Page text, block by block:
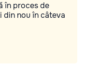
în proces de
din nou în câteva